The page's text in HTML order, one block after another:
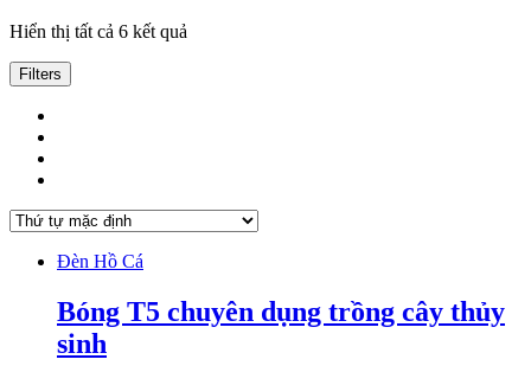
Hiển thị tất cả 6 kết quả
Filters
Đèn Hồ Cá
Bóng T5 chuyên dụng trồng cây thủy
sinh